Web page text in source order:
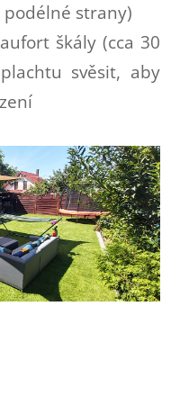
podélné strany)
škály (cca 30
svěsit, aby